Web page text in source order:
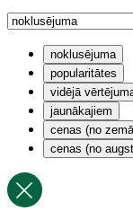
noklusējuma
popularitātes
vidējā
jaunākajiem
cenas (no
cenas (no